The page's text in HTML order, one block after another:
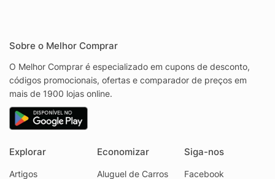
Sobre o Melhor Comprar
O Melhor Comprar é especializado em cupons de desconto,
códigos promocionais, ofertas e comparador de preços em
mais de 1900 lojas online.
Explorar
Artigos
Economizar
Aluguel de Carros
Siga-nos
Facebook